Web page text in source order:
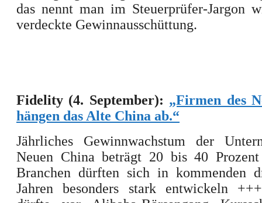
das nennt man im Steuerprüfer-Jargon
verdeckte Gewinnausschüttung.
Fidelity (4. September): „Firmen des
hängen das Alte China ab.“
Jährliches Gewinnwachstum der
Neuen China beträgt 20 bis 40
Branchen dürften sich in kommenden
Jahren besonders stark entwickeln